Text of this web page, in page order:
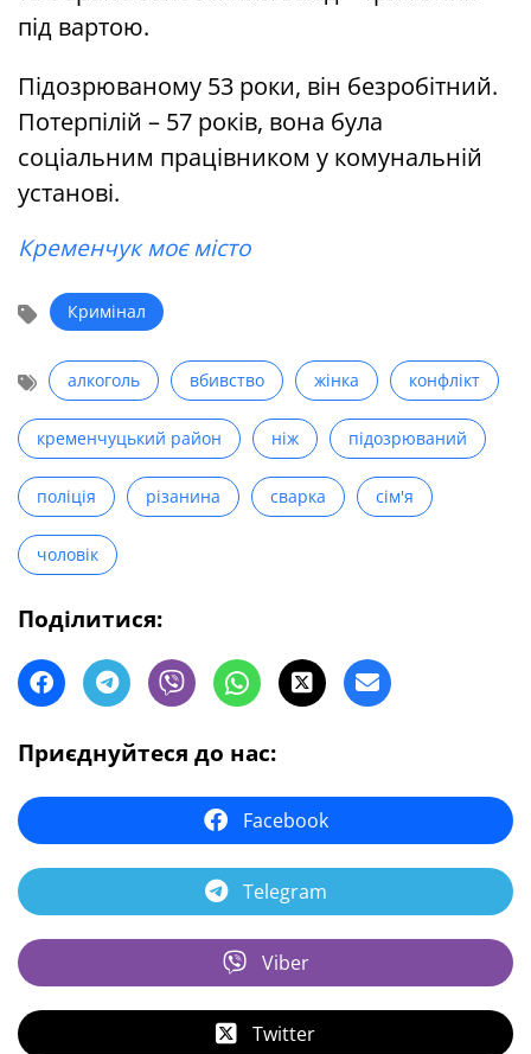
під вартою.
Підозрюваному 53 роки, він безробітний.
Потерпілій – 57 років, вона була
соціальним працівником у комунальній
установі.
Кременчук моє місто
Кримінал
алкоголь вбивство жінка конфлікт
кременчуцький район ніж підозрюваний
поліція різанина сварка сім'я
чоловік
Поділитися:
Приєднуйтеся до нас:
Facebook
Telegram
Viber
Twitter